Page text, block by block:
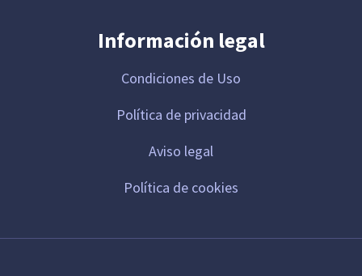
Información legal
Condiciones de Uso
Política de privacidad
Aviso legal
Política de cookies